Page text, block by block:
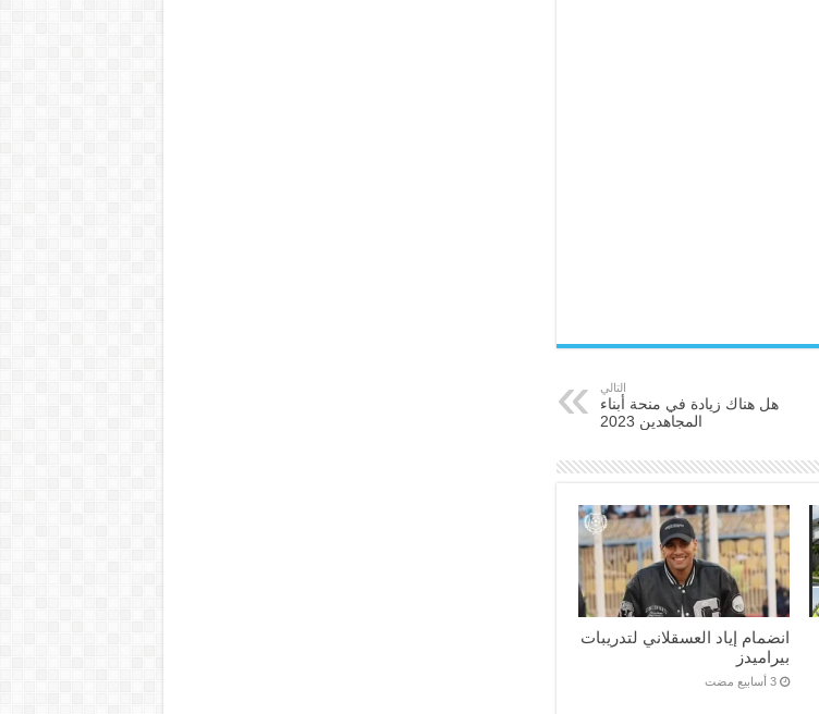
التالي
هل هناك زيادة في منحة أبناء
المجاهدين 2023
انضمام إياد العسقلاني لتدريبات
بيراميدز
‏3 أسابيع مضت